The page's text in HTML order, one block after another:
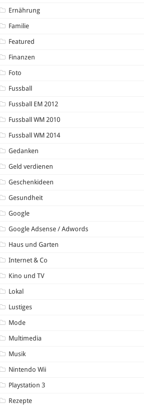
Ernährung
Familie
Featured
Finanzen
Foto
Fussball
Fussball EM 2012
Fussball WM 2010
Fussball WM 2014
Gedanken
Geld verdienen
Geschenkideen
Gesundheit
Google
Google Adsense / Adwords
Haus und Garten
Internet & Co
Kino und TV
Lokal
Lustiges
Mode
Multimedia
Musik
Nintendo Wii
Playstation 3
Rezepte